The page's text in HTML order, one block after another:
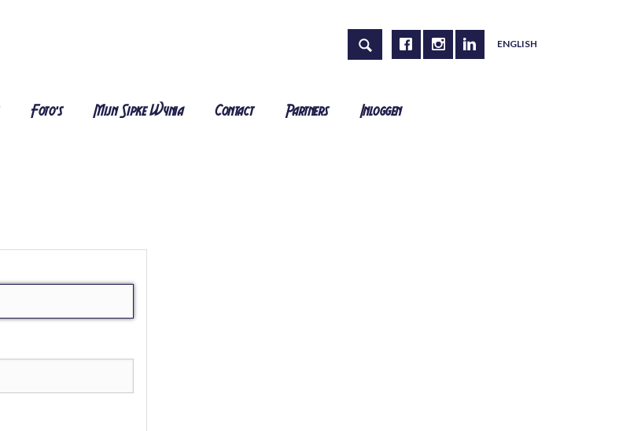
Foto's Mijn Sipke Wynia Contact Partners Inloggen
ENGLISH